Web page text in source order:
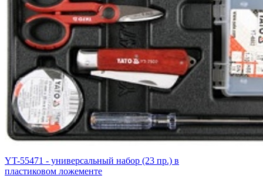
YT-55471 - универсальный набор (23 пр.) в
пластиковом ложементе